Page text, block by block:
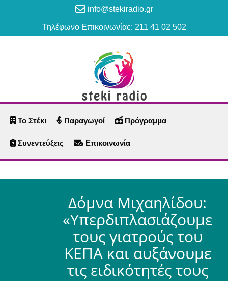
info@stekiradio.gr
Τηλέφωνο Επικοινωνίας: 211 41 02 502
Το Στέκι Παραγωγοί Πρόγραμμα
Συνεντεύξεις Επικοινωνία
Δόμνα Μιχαηλίδου:
«Υπερδιπλασιάζουμε
τους γιατρούς του
ΚΕΠΑ και αυξάνουμε
τις ειδικότητές τους